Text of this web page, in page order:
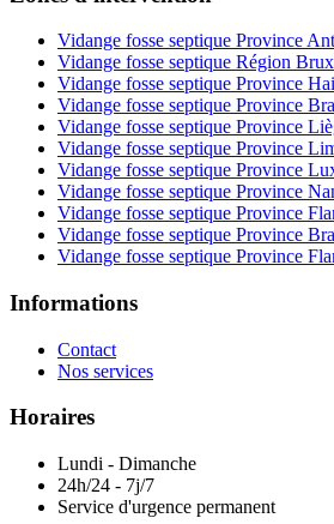
Vidange fosse septique Province
Vidange fosse septique Région
Vidange fosse septique Province
Vidange fosse septique Province
Vidange fosse septique Province
Vidange fosse septique Province
Vidange fosse septique Province
Vidange fosse septique Province
Vidange fosse septique Province
Vidange fosse septique Province
Vidange fosse septique Province
Informations
Contact
Nos services
Horaires
Lundi - Dimanche
24h/24 - 7j/7
Service d'urgence permanent